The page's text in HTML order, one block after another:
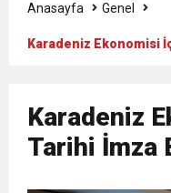
14:45 “AYAKTA ÖLMEK
Anasayfa Genel
Karadeniz Ekonomisi
Karadeniz
Tarihi İmza